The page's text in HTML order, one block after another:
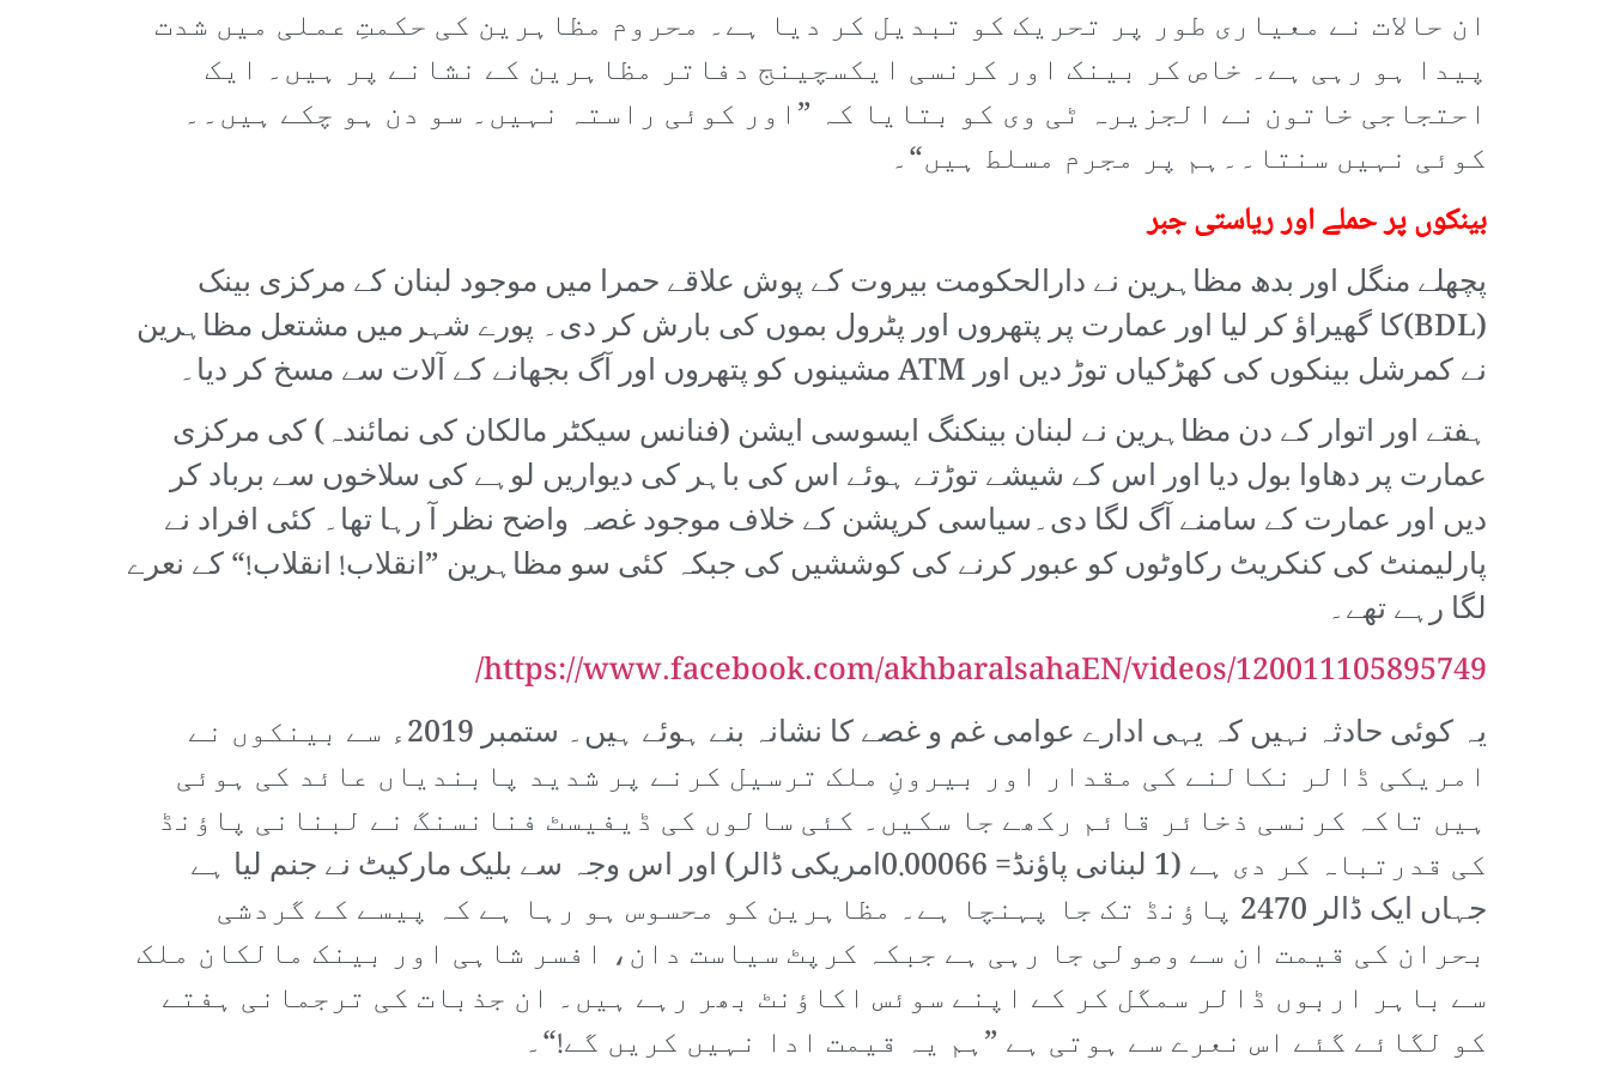
ان حالات نے معیاری طور پر تحریک کو تبدیل کر دیا ہے۔ محروم مظاہرین کی حکمتِ عملی میں شدت
پیدا ہو رہی ہے۔ خاص کر بینک اور کرنسی ایکسچینج دفاتر مظاہرین کے نشانے پر ہیں۔ ایک
احتجاجی خاتون نے الجزیرہ ٹی وی کو بتایا کہ ”اور کوئی راستہ نہیں۔ سو دن ہو چکے ہیں۔۔
کوئی نہیں سنتا۔۔ہم پر مجرم مسلط ہیں“۔
بینکوں پر حملے اور ریاستی جبر
پچھلے منگل اور بدھ مظاہرین نے دارالحکومت بیروت کے پوش علاقے حمرا میں موجود لبنان کے مرکزی بینک
(BDL)کا گھیراؤ کر لیا اور عمارت پر پتھروں اور پٹرول بموں کی بارش کر دی۔ پورے شہر میں مشتعل مظاہرین
نے کمرشل بینکوں کی کھڑکیاں توڑ دیں اور ATM مشینوں کو پتھروں اور آگ بجھانے کے آلات سے مسخ کر دیا۔
ہفتے اور اتوار کے دن مظاہرین نے لبنان بینکنگ ایسوسی ایشن (فنانس سیکٹر مالکان کی نمائندہ) کی مرکزی
عمارت پر دھاوا بول دیا اور اس کے شیشے توڑتے ہوئے اس کی باہر کی دیواریں لوہے کی سلاخوں سے برباد کر
دیں اور عمارت کے سامنے آگ لگا دی۔سیاسی کرپشن کے خلاف موجود غصہ واضح نظر آ رہا تھا۔ کئی افراد نے
پارلیمنٹ کی کنکریٹ رکاوٹوں کو عبور کرنے کی کوششیں کی جبکہ کئی سو مظاہرین ”انقلاب! انقلاب!“ کے نعرے
لگا رہے تھے۔
https://www.facebook.com/akhbaralsahaEN/videos/120011105895749/
یہ کوئی حادثہ نہیں کہ یہی ادارے عوامی غم و غصے کا نشانہ بنے ہوئے ہیں۔ ستمبر 2019ء سے بینکوں نے
امریکی ڈالر نکالنے کی مقدار اور بیرونِ ملک ترسیل کرنے پر شدید پابندیاں عائد کی ہوئی
ہیں تاکہ کرنسی ذخائر قائم رکھے جا سکیں۔ کئی سالوں کی ڈیفیسٹ فنانسنگ نے لبنانی پاؤنڈ
کی قدرتباہ کر دی ہے (1 لبنانی پاؤنڈ= 0.00066امریکی ڈالر) اور اس وجہ سے بلیک مارکیٹ نے جنم لیا ہے
جہاں ایک ڈالر 2470 پاؤنڈ تک جا پہنچا ہے۔ مظاہرین کو محسوس ہو رہا ہے کہ پیسے کے گردشی
بحران کی قیمت ان سے وصولی جا رہی ہے جبکہ کرپٹ سیاست دان، افسر شاہی اور بینک مالکان ملک
سے باہر اربوں ڈالر سمگل کر کے اپنے سوئس اکاؤنٹ بھر رہے ہیں۔ ان جذبات کی ترجمانی ہفتے
کو لگائے گئے اس نعرے سے ہوتی ہے ”ہم یہ قیمت ادا نہیں کریں گے!“۔